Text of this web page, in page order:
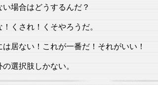
場合はどうするんだ？
くされ！くそやろうだ。
居ない！これが一番だ！それがいい！
選択肢しかない。